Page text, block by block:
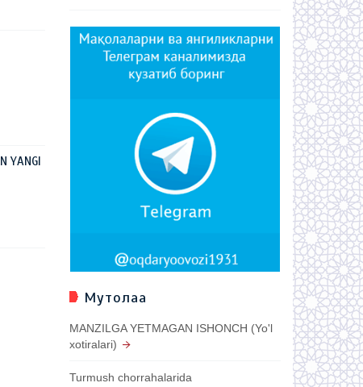
YANGI
Мутолаа
MANZILGA YETMAGAN ISHONCH (Yo'l
xotiralari)
Turmush chorrahalarida